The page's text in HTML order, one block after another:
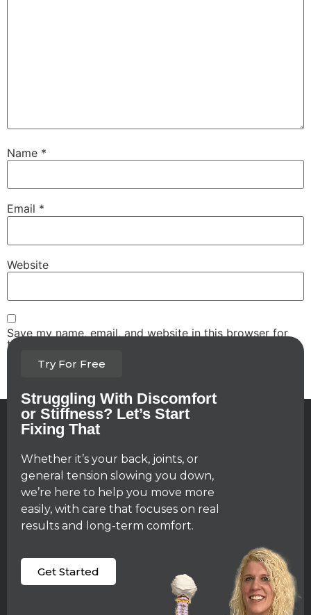
Name *
Email *
Website
Save my name, email, and website in this browser for
the next time I comment.
Try For Free
Struggling With Discomfort
or Stiffness? Let’s Start
Fixing That
Whether it’s your back, joints, or
general tension slowing you down,
we’re here to help you move more
easily, with care that focuses on real
results and long-term comfort.
Get Started